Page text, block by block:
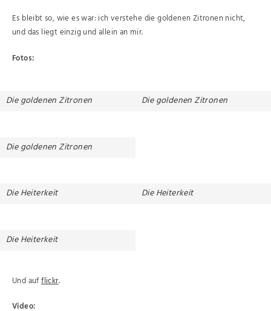
Es bleibt so, wie es war: ich verstehe die goldenen Zitronen nicht,
und das liegt einzig und allein an mir.
Fotos:
Die goldenen Zitronen Die goldenen Zitronen
Die goldenen Zitronen
Die Heiterkeit Die Heiterkeit
Die Heiterkeit
Und aufflickr.
Video: